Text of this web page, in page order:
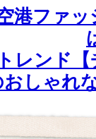
港ファ
レンド
しゃれ